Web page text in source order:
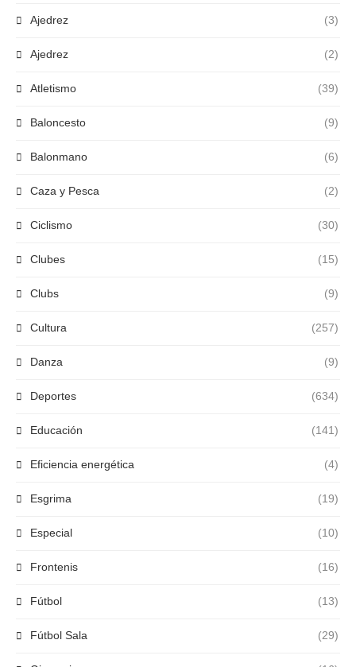
Ajedrez (3)
Ajedrez (2)
Atletismo (39)
Baloncesto (9)
Balonmano (6)
Caza y Pesca (2)
Ciclismo (30)
Clubes (15)
Clubs (9)
Cultura (257)
Danza (9)
Deportes (634)
Educación (141)
Eficiencia energética (4)
Esgrima (19)
Especial (10)
Frontenis (16)
Fútbol (13)
Fútbol Sala (29)